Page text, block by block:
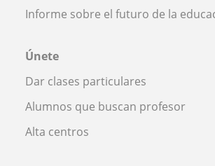
Informe sobre el futuro de la
Únete
Dar clases particulares
Alumnos que buscan profesor
Alta centros